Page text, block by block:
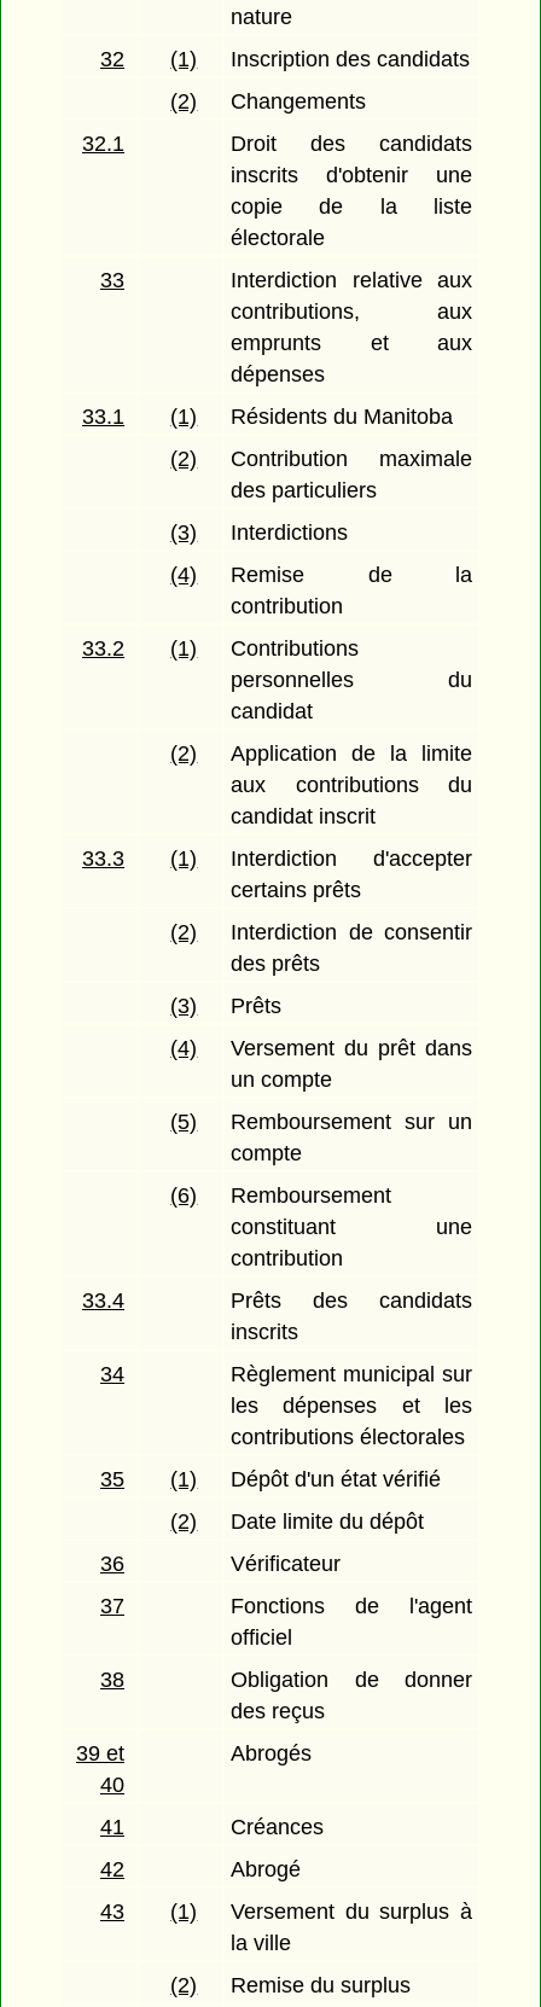
nature
32
(1)
Inscription des candidats
(2)
Changements
32.1
Droit des candidats
inscrits d'obtenir une
copie de la liste
électorale
33
Interdiction relative aux
contributions, aux
emprunts et aux
dépenses
33.1
(1)
Résidents du Manitoba
(2)
Contribution maximale
des particuliers
(3)
Interdictions
(4)
Remise de la
contribution
33.2
(1)
Contributions
personnelles du
candidat
(2)
Application de la limite
aux contributions du
candidat inscrit
33.3
(1)
Interdiction d'accepter
certains prêts
(2)
Interdiction de consentir
des prêts
(3)
Prêts
(4)
Versement du prêt dans
un compte
(5)
Remboursement sur un
compte
(6)
Remboursement
constituant une
contribution
33.4
Prêts des candidats
inscrits
34
Règlement municipal sur
les dépenses et les
contributions électorales
35
(1)
Dépôt d'un état vérifié
(2)
Date limite du dépôt
36
Vérificateur
37
Fonctions de l'agent
officiel
38
Obligation de donner
des reçus
39 et
40
Abrogés
41
Créances
42
Abrogé
43
(1)
Versement du surplus à
la ville
(2)
Remise du surplus